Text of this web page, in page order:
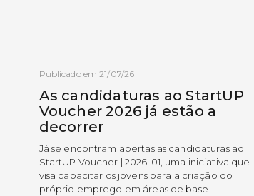
Publicado em 21/07/26
As candidaturas ao StartUP
Voucher 2026 já estão a
decorrer
Já se encontram abertas as candidaturas ao
StartUP Voucher | 2026-01, uma iniciativa que
visa capacitar os jovens para a criação do
próprio emprego em áreas de base